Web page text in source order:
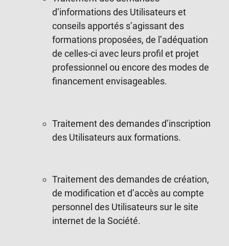
d’informations des Utilisateurs et
conseils apportés s’agissant des
formations proposées, de l’adéquation
de celles-ci avec leurs profil et projet
professionnel ou encore des modes de
financement envisageables.
Traitement des demandes d’inscription
des Utilisateurs aux formations.
Traitement des demandes de création,
de modification et d’accès au compte
personnel des Utilisateurs sur le site
internet de la Société.